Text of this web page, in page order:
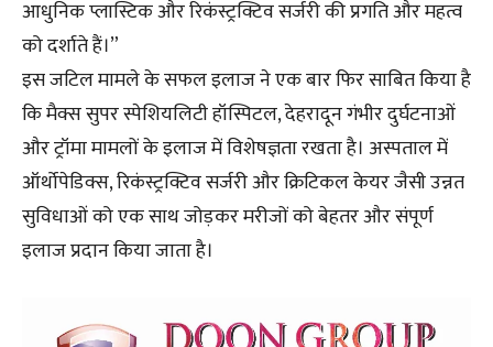
आधुनिक प्लास्टिक और रिकंस्ट्रक्टिव सर्जरी की प्रगति और महत्व
को दर्शाते हैं।”
इस जटिल मामले के सफल इलाज ने एक बार फिर साबित किया है
कि मैक्स सुपर स्पेशियलिटी हॉस्पिटल, देहरादून गंभीर दुर्घटनाओं
और ट्रॉमा मामलों के इलाज में विशेषज्ञता रखता है। अस्पताल में
ऑर्थोपेडिक्स, रिकंस्ट्रक्टिव सर्जरी और क्रिटिकल केयर जैसी उन्नत
सुविधाओं को एक साथ जोड़कर मरीजों को बेहतर और संपूर्ण
इलाज प्रदान किया जाता है।